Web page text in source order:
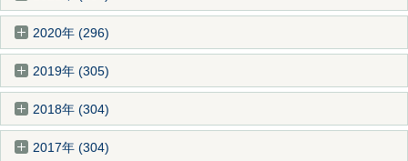
2020年 (296)
2019年 (305)
2018年 (304)
2017年 (304)